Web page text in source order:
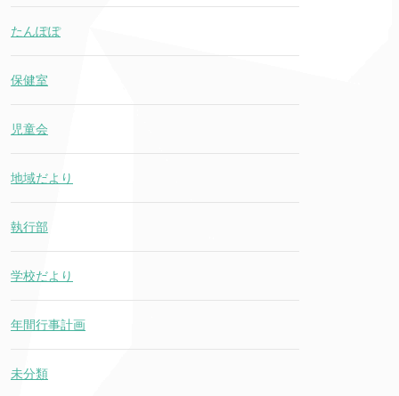
たんぽぽ
保健室
児童会
地域だより
執行部
学校だより
年間行事計画
未分類